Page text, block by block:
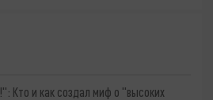
Кто и как создал миф о "высоких